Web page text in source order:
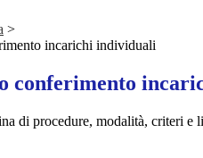
>
incarichi individuali
conferimento
di procedure, modalità, criteri e